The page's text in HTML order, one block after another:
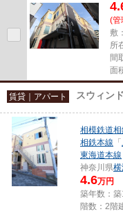
(管
敷
所
間
面
賃貸｜アパート スウィン
相模鉄道
相鉄本線 「
東海道本線
神奈川県横
4.6万円
築年数：築
階数：2階